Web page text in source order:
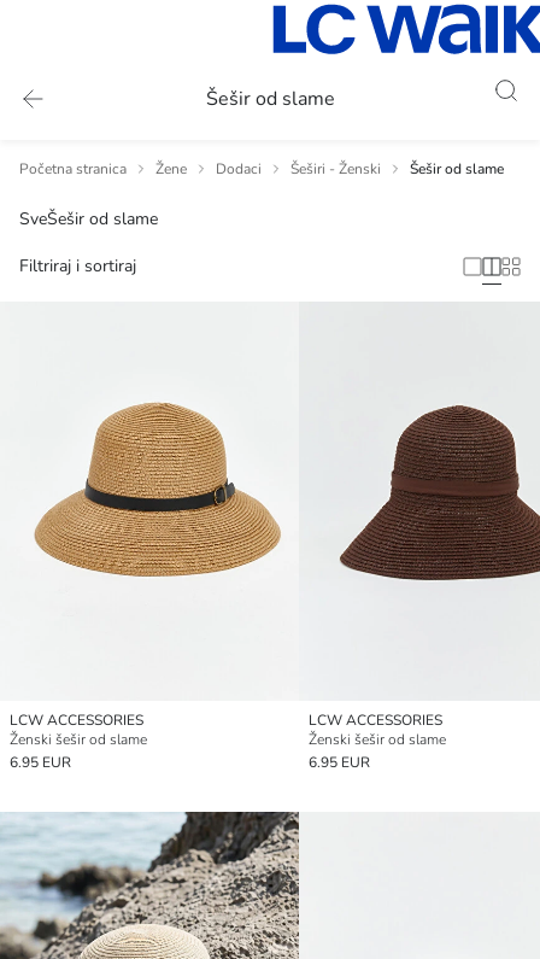
Šešir od slame
Početna stranica Žene Dodaci Šeširi - Ženski Šešir od slame
SveŠešir od slame
Filtriraj i sortiraj
LCW ACCESSORIES
Ženski šešir od slame
6.95 EUR
LCW ACCESSORIES
Ženski šešir od slame
6.95 EUR